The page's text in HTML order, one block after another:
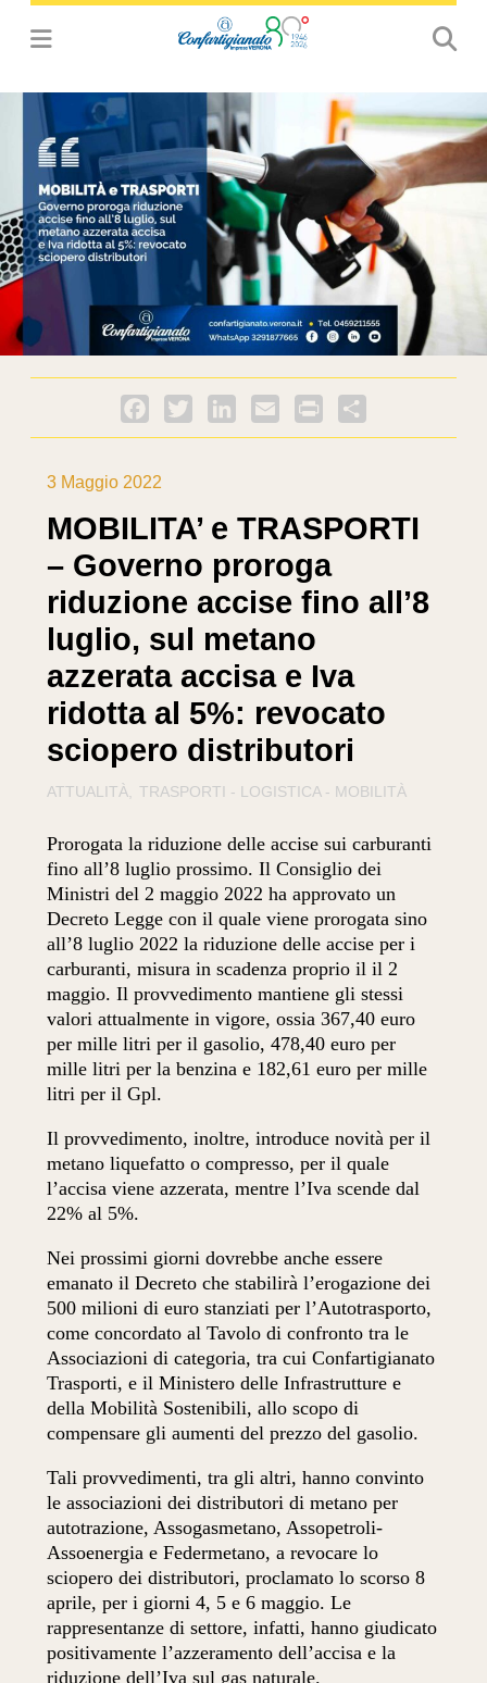
Facebook
Twitter LinkedInEmail PrintFriendly
3 Maggio 2022
MOBILITA’ e TRASPORTI
– Governo proroga
riduzione accise fino all’8
luglio, sul metano
azzerata accisa e Iva
ridotta al 5%: revocato
sciopero distributori
ATTUALITÀ TRASPORTI - LOGISTICA - MOBILITÀ
Prorogata la riduzione delle accise sui carburanti
fino all’8 luglio prossimo. Il Consiglio dei
Ministri del 2 maggio 2022 ha approvato un
Decreto Legge con il quale viene prorogata sino
all’8 luglio 2022 la riduzione delle accise per i
carburanti, misura in scadenza proprio il il 2
maggio. Il provvedimento mantiene gli stessi
valori attualmente in vigore, ossia 367,40 euro
per mille litri per il gasolio, 478,40 euro per
mille litri per la benzina e 182,61 euro per mille
litri per il Gpl.
Il provvedimento, inoltre, introduce novità per il
metano liquefatto o compresso, per il quale
l’accisa viene azzerata, mentre l’Iva scende dal
22% al 5%.
Nei prossimi giorni dovrebbe anche essere
emanato il Decreto che stabilirà l’erogazione dei
500 milioni di euro stanziati per l’Autotrasporto,
come concordato al Tavolo di confronto tra le
Associazioni di categoria, tra cui Confartigianato
Trasporti, e il Ministero delle Infrastrutture e
della Mobilità Sostenibili, allo scopo di
compensare gli aumenti del prezzo del gasolio.
Tali provvedimenti, tra gli altri, hanno convinto
le associazioni dei distributori di metano per
autotrazione, Assogasmetano, Assopetroli-
Assoenergia e Federmetano, a revocare lo
sciopero dei distributori, proclamato lo scorso 8
aprile, per i giorni 4, 5 e 6 maggio. Le
rappresentanze di settore, infatti, hanno giudicato
positivamente l’azzeramento dell’accisa e la
riduzione dell’Iva sul gas naturale.